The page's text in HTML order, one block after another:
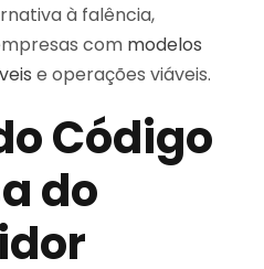
à falência,
com modelos
e operações viáveis.
Código
do